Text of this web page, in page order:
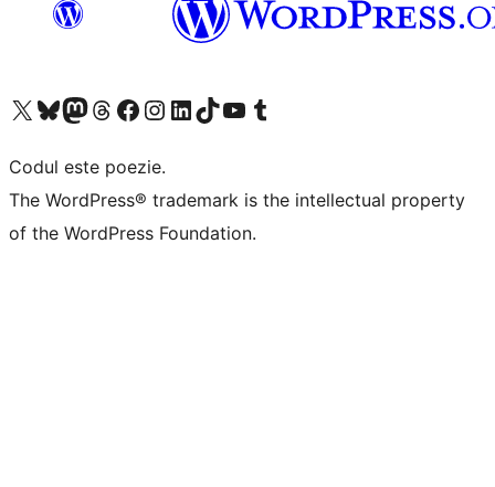
Mergi la contul nostru X (fost Twitter)
Vizitează contul nostru Bluesky
Vizitează contul nostru Mastodon
Vizitează contul nostru Threads
Vizitează pagina noastră Facebook
Vizitează-ne pe Instagram
Vizitează-ne pe LinkedIn
Vizitează contul nostru TikTok
Vizitează canalul nostru YouTube
Vizitează contul nostru Tumblr
Codul este poezie.
The WordPress® trademark is the intellectual property
of the WordPress Foundation.